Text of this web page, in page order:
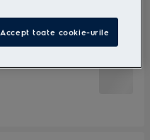
Accept toate cookie-urile